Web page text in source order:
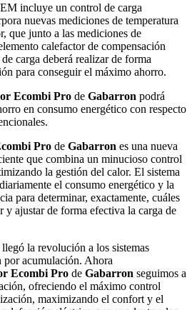
incluye un control de carga
nuevas mediciones de temperatura
que junto a las mediciones de
calefactor de compensación
carga deberá realizar de forma
para conseguir el máximo ahorro.
Ecombi Pro de Gabarron podrá
en consumo energético con respecto
Pro de Gabarron es una nueva
que combina un minucioso control
la gestión del calor. El sistema
el consumo energético y la
para determinar, exactamente, cuáles
y ajustar de forma efectiva la carga de
llegó la revolución a los sistemas
por acumulación. Ahora
Ecombi Pro de Gabarron seguimos a
ofreciendo el máximo control
maximizando el confort y el